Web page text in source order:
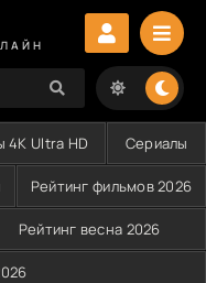
4K Ultra HD Сериалы
Рейтинг фильмов 2026
Рейтинг весна 2026